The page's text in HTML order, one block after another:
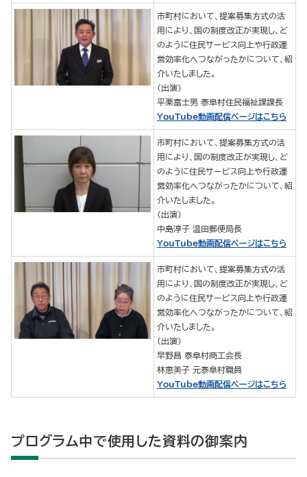
市町村において、提案募集方式の活
用により、国の制度改正が実現し、ど
のように住民サービス向上や行政運
営効率化へつながったかについて、紹
介いたしました。
（出演）
平栗富士男 泰阜村住民福祉課課長
YouTube動画配信ページはこちら
市町村において、提案募集方式の活
用により、国の制度改正が実現し、ど
のように住民サービス向上や行政運
営効率化へつながったかについて、紹
介いたしました。
（出演）
中島淳子 温田郵便局長
YouTube動画配信ページはこちら
市町村において、提案募集方式の活
用により、国の制度改正が実現し、ど
のように住民サービス向上や行政運
営効率化へつながったかについて、紹
介いたしました。
（出演）
早野昌 泰阜村商工会長
林恵美子 元泰阜村職員
YouTube動画配信ページはこちら
プログラム中で使用した資料の御案内